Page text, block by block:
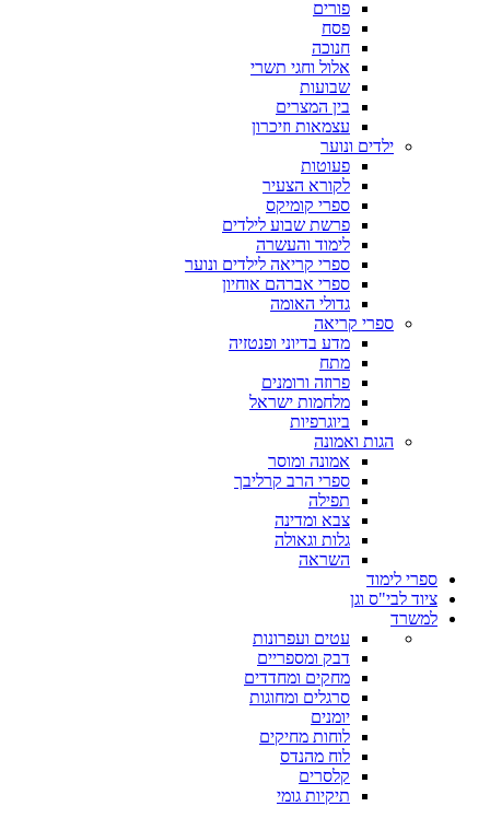
פורים
פסח
חנוכה
אלול וחגי תשרי
שבועות
בין המצרים
עצמאות וזיכרון
ילדים ונוער
פעוטות
לקורא הצעיר
ספרי קומיקס
פרשת שבוע לילדים
לימוד והעשרה
ספרי קריאה לילדים ונוער
ספרי אברהם אוחיון
גדולי האומה
ספרי קריאה
מדע בדיוני ופנטזיה
מתח
פרוזה ורומנים
מלחמות ישראל
ביוגרפיות
הגות ואמונה
אמונה ומוסר
ספרי הרב קרליבך
תפילה
צבא ומדינה
גלות וגאולה
השראה
ספרי לימוד
ציוד לבי"ס וגן
למשרד
עטים ועפרונות
דבק ומספריים
מחקים ומחדדים
סרגלים ומחוגות
יומנים
לוחות מחיקים
לוח מהנדס
קלסרים
תיקיות גומי